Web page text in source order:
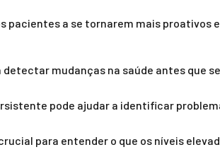
pacientes a se tornarem mais proativos
mudanças na saúde antes que se
pode ajudar a identificar
para entender o que os níveis